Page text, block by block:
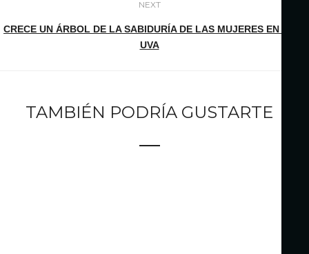
NEXT
CRECE UN ÁRBOL DE LA SABIDURÍA DE LAS MUJERES EN LA
UVA
TAMBIÉN PODRÍA GUSTARTE